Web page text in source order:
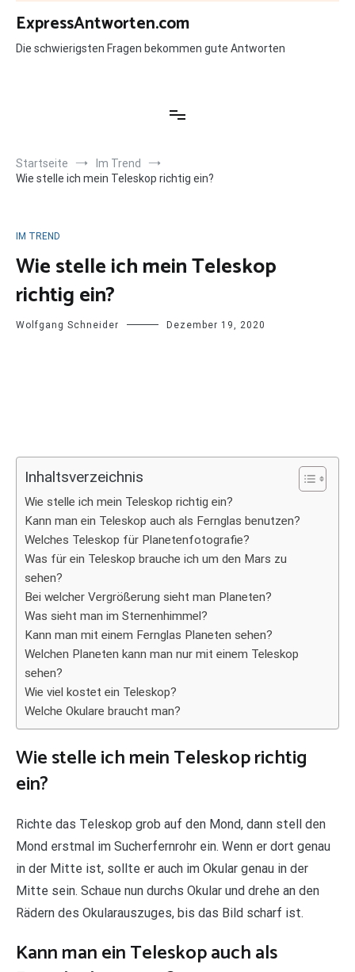
Zum
Inhalt
springen
ExpressAntworten.com
Die schwierigsten Fragen bekommen gute Antworten
Startseite
Im Trend
Wie stelle ich mein Teleskop richtig ein?
IM TREND
Wie stelle ich mein Teleskop
richtig ein?
Wolfgang Schneider Dezember 19, 2020
Inhaltsverzeichnis
Wie stelle ich mein Teleskop richtig ein?
Kann man ein Teleskop auch als Fernglas benutzen?
Welches Teleskop für Planetenfotografie?
Was für ein Teleskop brauche ich um den Mars zu
sehen?
Bei welcher Vergrößerung sieht man Planeten?
Was sieht man im Sternenhimmel?
Kann man mit einem Fernglas Planeten sehen?
Welchen Planeten kann man nur mit einem Teleskop
sehen?
Wie viel kostet ein Teleskop?
Welche Okulare braucht man?
Wie stelle ich mein Teleskop richtig
ein?
Richte das Teleskop grob auf den Mond, dann stell den
Mond erstmal im Sucherfernrohr ein. Wenn er dort genau
in der Mitte ist, sollte er auch im Okular genau in der
Mitte sein. Schaue nun durchs Okular und drehe an den
Rädern des Okularauszuges, bis das Bild scharf ist.
Kann man ein Teleskop auch als